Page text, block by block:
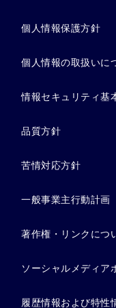
個人情報保護方針
個人情報の取扱いに
情報セキュリティ基
品質方針
苦情対応方針
一般事業主行動計画
著作権・リンクにつ
ソーシャルメディア
履歴情報および特性